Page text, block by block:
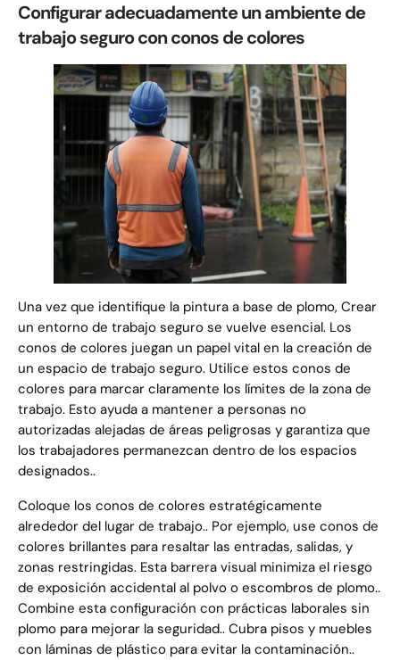
Configurar adecuadamente un ambiente de
trabajo seguro con conos de colores
Una vez que identifique la pintura a base de plomo, Crear
un entorno de trabajo seguro se vuelve esencial. Los
conos de colores juegan un papel vital en la creación de
un espacio de trabajo seguro. Utilice estos conos de
colores para marcar claramente los límites de la zona de
trabajo. Esto ayuda a mantener a personas no
autorizadas alejadas de áreas peligrosas y garantiza que
los trabajadores permanezcan dentro de los espacios
designados..
Coloque los conos de colores estratégicamente
alrededor del lugar de trabajo.. Por ejemplo, use conos de
colores brillantes para resaltar las entradas, salidas, y
zonas restringidas. Esta barrera visual minimiza el riesgo
de exposición accidental al polvo o escombros de plomo..
Combine esta configuración con prácticas laborales sin
plomo para mejorar la seguridad.. Cubra pisos y muebles
con láminas de plástico para evitar la contaminación..